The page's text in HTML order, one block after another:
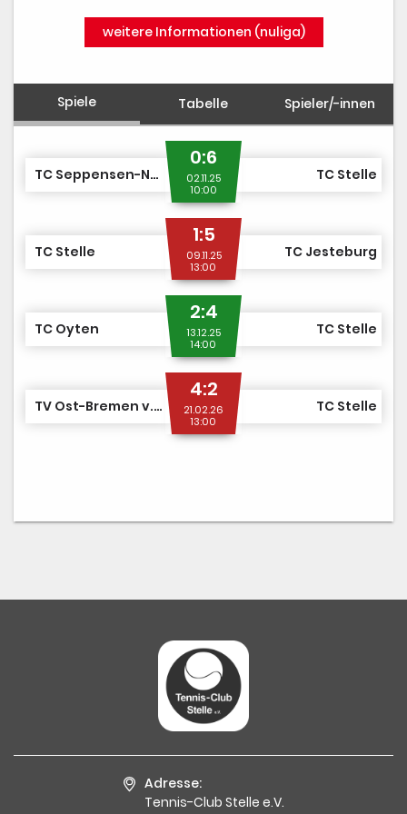
weitere Informationen (nuliga)
Spiele Tabelle Spieler/-innen
TC Seppensen-Nordheide
0:6
02.11.25
10:00
TC Stelle
TC Stelle
1:5
09.11.25
13:00
TC Jesteburg
TC Oyten
2:4
13.12.25
14:00
TC Stelle
TV Ost-Bremen v. 1956 e.V.
4:2
21.02.26
13:00
TC Stelle
Adresse:
Tennis-Club Stelle e.V.